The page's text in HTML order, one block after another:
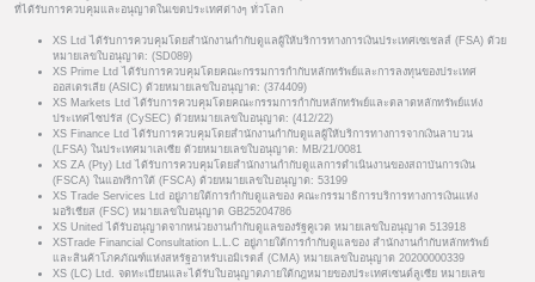
ที่ได้รับการควบคุมและอนุญาตในเขตประเทศต่างๆ ทั่วโลก
XS Ltd ได้รับการควบคุมโดยสำนักงานกำกับดูแลผู้ให้บริการทางการเงินประเทศเซเชลส์ (FSA) ด้วย
หมายเลขใบอนุญาต: (SD089)
XS Prime Ltd ได้รับการควบคุมโดยคณะกรรมการกำกับหลักทรัพย์และการลงทุนของประเทศ
ออสเตรเลีย (ASIC) ด้วยหมายเลขใบอนุญาต: (374409)
XS Markets Ltd ได้รับการควบคุมโดยคณะกรรมการกำกับหลักทรัพย์และตลาดหลักทรัพย์แห่ง
ประเทศไซปรัส (CySEC) ด้วยหมายเลขใบอนุญาต: (412/22)
XS Finance Ltd ได้รับการควบคุมโดยสำนักงานกำกับดูแลผู้ให้บริการทางการจากเงินลาบวน
(LFSA) ในประเทศมาเลเซีย ด้วยหมายเลขใบอนุญาต: MB/21/0081
XS ZA (Pty) Ltd ได้รับการควบคุมโดยสำนักงานกำกับดูแลการดำเนินงานของสถาบันการเงิน
(FSCA) ในแอฟริกาใต้ (FSCA) ด้วยหมายเลขใบอนุญาต: 53199
XS Trade Services Ltd อยู่ภายใต้การกำกับดูแลของ คณะกรรมาธิการบริการทางการเงินแห่ง
มอริเชียส (FSC) หมายเลขใบอนุญาต GB25204786
XS United ได้รับอนุญาตจากหน่วยงานกำกับดูแลของรัฐคูเวต หมายเลขใบอนุญาต 513918
XSTrade Financial Consultation L.L.C อยู่ภายใต้การกำกับดูแลของ สำนักงานกำกับหลักทรัพย์
และสินค้าโภคภัณฑ์แห่งสหรัฐอาหรับเอมิเรตส์ (CMA) หมายเลขใบอนุญาต 20200000339
XS (LC) Ltd. จดทะเบียนและได้รับใบอนุญาตภายใต้กฎหมายของประเทศเซนต์ลูเซีย หมายเลข